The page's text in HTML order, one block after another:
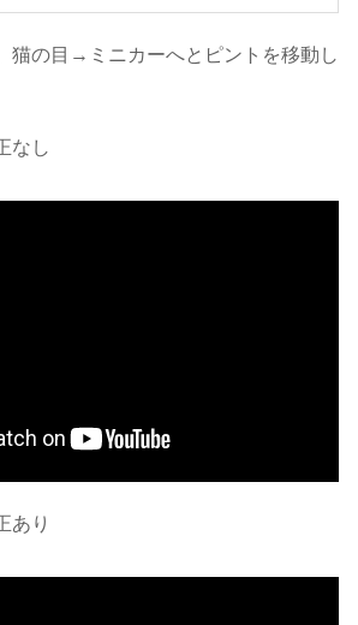
猫の目→ミニカーへとピントを移動し
なし
あり